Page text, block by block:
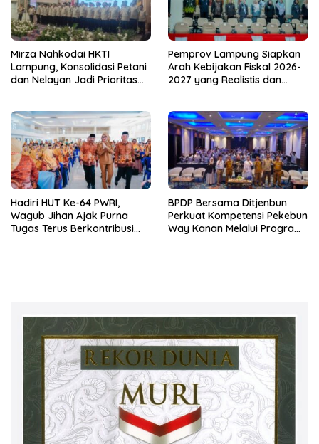
Mirza Nahkodai HKTI
Lampung, Konsolidasi Petani
dan Nelayan Jadi Prioritas
Pemprov Lampung Siapkan
Arah Kebijakan Fiskal 2026-
2027 yang Realistis dan
Hadiri HUT Ke-64 PWRI,
Wagub Jihan Ajak Purna
Tugas Terus Berkontribusi
BPDP Bersama Ditjenbun
Perkuat Kompetensi Pekebun
Way Kanan Melalui Program